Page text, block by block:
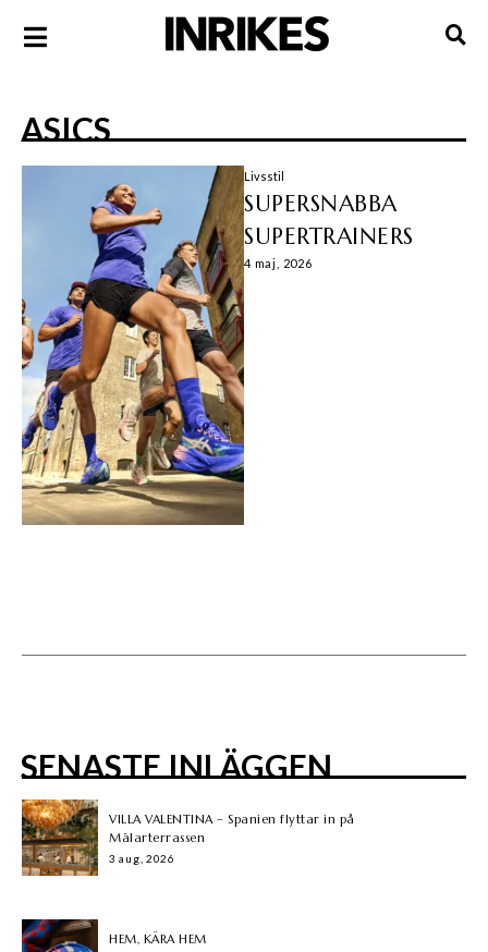
ASICS
Livsstil
SUPERSNABBA
SUPERTRAINERS
4 maj, 2026
SENASTE INLÄGGEN
VILLA VALENTINA – Spanien flyttar in på
Mälarterrassen
3 aug, 2026
HEM, KÄRA HEM